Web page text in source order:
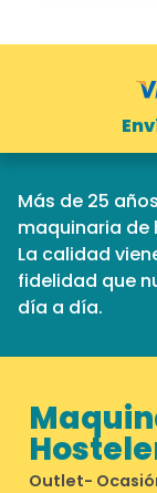
Más de 25
maquinaria de
La calidad
fidelidad que
día a día.
Outlet-